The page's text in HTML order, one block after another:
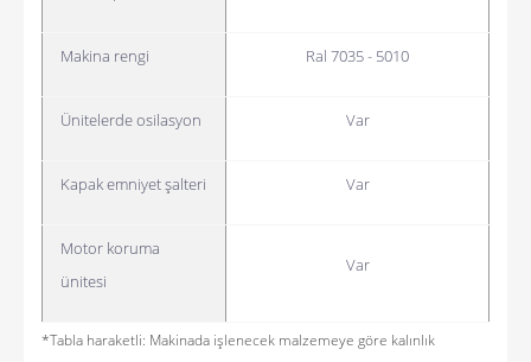
Makina rengi Ral 7035 - 5010
Ünitelerde osilasyon Var
Kapak emniyet şalteri Var
Motor koruma
ünitesi
Var
*Tabla haraketli: Makinada işlenecek malzemeye göre kalınlık